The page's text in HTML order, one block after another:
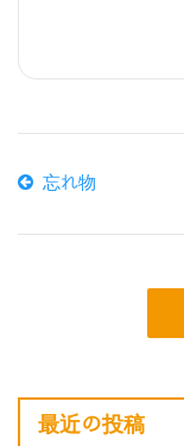
忘れ物
最近の投稿